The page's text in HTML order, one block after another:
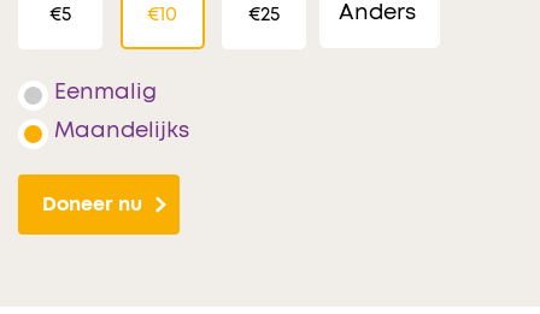
€5 €10 €25
Eenmalig
Maandelijks
Doneer nu